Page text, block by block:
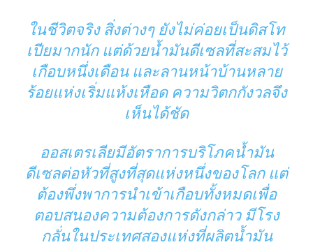
ในชีวิตจริง สิ่งต่างๆ ยังไม่ค่อยเป็นดิสโท
เปียมากนัก แต่ด้วยน้ำมันดีเซลที่สะสมไว้
เกือบหนึ่งเดือน และลานหน้าบ้านหลาย
ร้อยแห่งเริ่มแห้งเหือด ความวิตกกังวลจึง
เห็นได้ชัด
ออสเตรเลียมีอัตราการบริโภคน้ำมัน
ดีเซลต่อหัวที่สูงที่สุดแห่งหนึ่งของโลก แต่
ต้องพึ่งพาการนำเข้าเกือบทั้งหมดเพื่อ
ตอบสนองความต้องการดังกล่าว มีโรง
กลั่นในประเทศสองแห่งที่ผลิตน้ำมัน